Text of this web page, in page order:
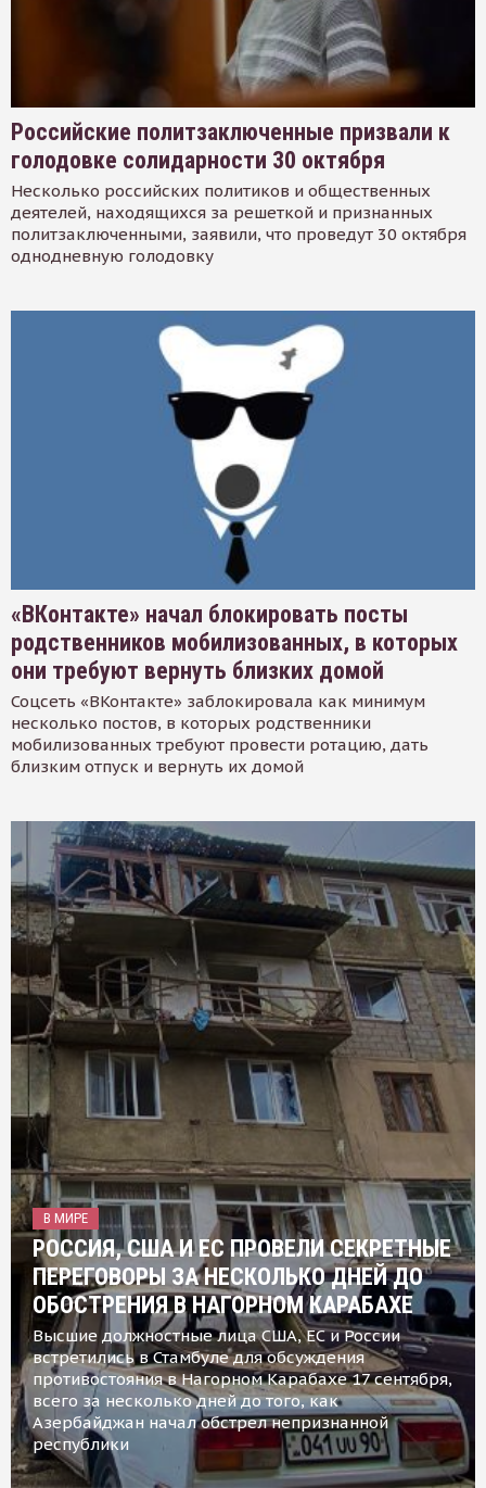
Российские политзаключенные призвали к
голодовке солидарности 30 октября
Несколько российских политиков и общественных
деятелей, находящихся за решеткой и признанных
политзаключенными, заявили, что проведут 30 октября
однодневную голодовку
«ВКонтакте» начал блокировать посты
родственников мобилизованных, в которых
они требуют вернуть близких домой
Соцсеть «ВКонтакте» заблокировала как минимум
несколько постов, в которых родственники
мобилизованных требуют провести ротацию, дать
близким отпуск и вернуть их домой
В МИРЕ
РОССИЯ, США И ЕС ПРОВЕЛИ СЕКРЕТНЫЕ
ПЕРЕГОВОРЫ ЗА НЕСКОЛЬКО ДНЕЙ ДО
ОБОСТРЕНИЯ В НАГОРНОМ КАРАБАХЕ
Высшие должностные лица США, ЕС и России
встретились в Стамбуле для обсуждения
противостояния в Нагорном Карабахе 17 сентября,
всего за несколько дней до того, как
Азербайджан начал обстрел непризнанной
республики